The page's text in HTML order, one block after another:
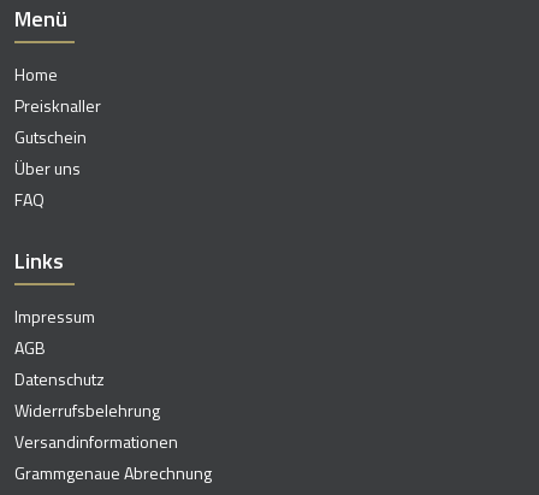
Menü
Home
Preisknaller
Gutschein
Über uns
FAQ
Links
Impressum
AGB
Datenschutz
Widerrufsbelehrung
Versandinformationen
Grammgenaue Abrechnung